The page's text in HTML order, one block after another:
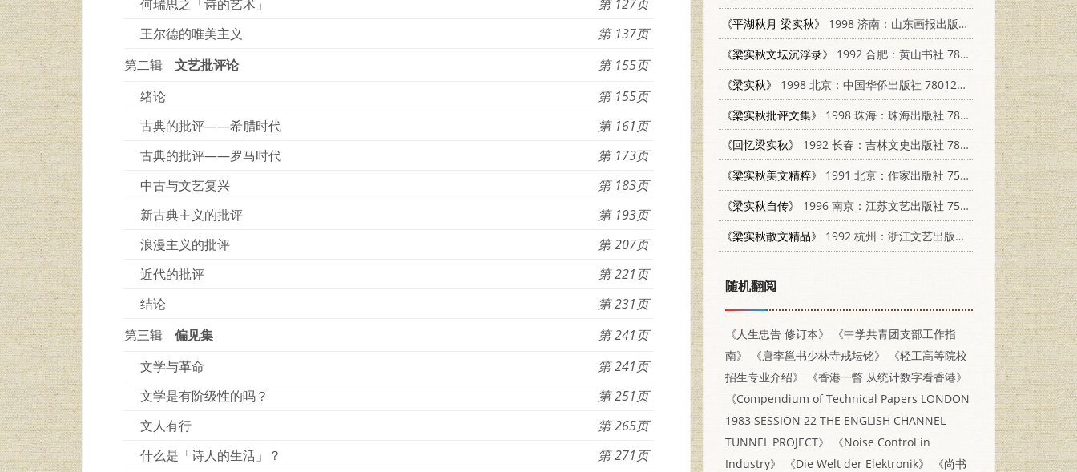
何瑞思之「诗的艺术」
127
王尔德的唯美主义
137
第二辑
文艺批评论
155
绪论
155
古典的批评——希腊时代
161
古典的批评——罗马时代
173
中古与文艺复兴
183
新古典主义的批评
193
浪漫主义的批评
207
近代的批评
221
结论
231
第三辑
偏见集
241
文学与革命
241
文学是有阶级性的吗？
251
文人有行
265
什么是「诗人的生活」？
271
《平湖秋月 梁实秋》
1998 济南：山东画报出版社 7806032894
《梁实秋文坛沉浮录》
1992 合肥：黄山书社 7805350019
《梁实秋》
1998 北京：中国华侨出版社 7801202287
《梁实秋批评文集》
1998 珠海：珠海出版社 7806074880
《回忆梁实秋》
1992 长春：吉林文史出版社 7805286132
《梁实秋美文精粹》
1991 北京：作家出版社 7506304163
《梁实秋自传》
1996 南京：江苏文艺出版社 7539909404
《梁实秋散文精品》
1992 杭州：浙江文艺出版社 753390463X
随机翻阅
《人生忠告 修订本》
《中学共青团支部工作指
南》
《唐李邕书少林寺戒坛铭》
《轻工高等院校
招生专业介绍》
《香港一瞥 从统计数字看香港》
《Compendium of Technical Papers LONDON
1983 SESSION 22 THE ENGLISH CHANNEL
TUNNEL PROJECT》
《Noise Control in
Industry》
《Die Welt der Elektronik》
《尚书